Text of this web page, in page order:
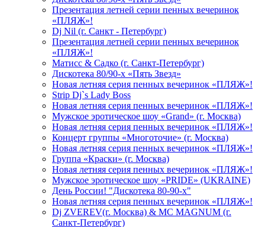
Презентация летней серии пенных вечеринок
«ПЛЯЖ»!
Dj Nil (г. Санкт - Петербург)
Презентация летней серии пенных вечеринок
«ПЛЯЖ»!
Матисс & Садко (г. Санкт-Петербург)
Дискотека 80/90-х «Пять Звезд»
Новая летняя серия пенных вечеринок «ПЛЯЖ»!
Strip Dj`s Lady Boss
Новая летняя серия пенных вечеринок «ПЛЯЖ»!
Мужское эротическое шоу «Grand» (г. Москва)
Новая летняя серия пенных вечеринок «ПЛЯЖ»!
Концерт группы «Многоточие» (г. Москва)
Новая летняя серия пенных вечеринок «ПЛЯЖ»!
Группа «Краски» (г. Москва)
Новая летняя серия пенных вечеринок «ПЛЯЖ»!
Мужское эротическое шоу «PRIDE» (UKRAINE)
День России! "Дискотека 80-90-х"
Новая летняя серия пенных вечеринок «ПЛЯЖ»!
Dj ZVEREV(г. Москва) & MC MAGNUM (г.
Санкт-Петербург)